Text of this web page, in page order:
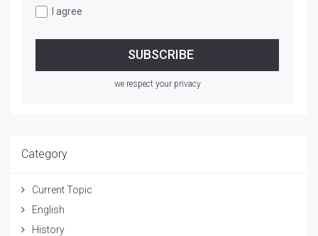
I agree
we respect your privacy
Category
Current Topic
English
History